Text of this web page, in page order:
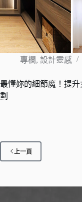
專欄, 設計靈感
最懂妳的細節魔！提
劃
上一頁